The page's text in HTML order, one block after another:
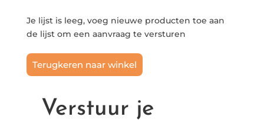
Je lijst is leeg, voeg nieuwe producten toe aan
de lijst om een aanvraag te versturen
Terugkeren naar winkel
Verstuur je